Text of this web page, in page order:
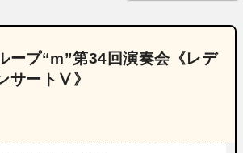
ープ“m”第34回演奏会《レデ
サートⅤ》